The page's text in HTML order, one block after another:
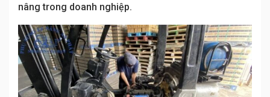
nâng trong doanh nghiệp.